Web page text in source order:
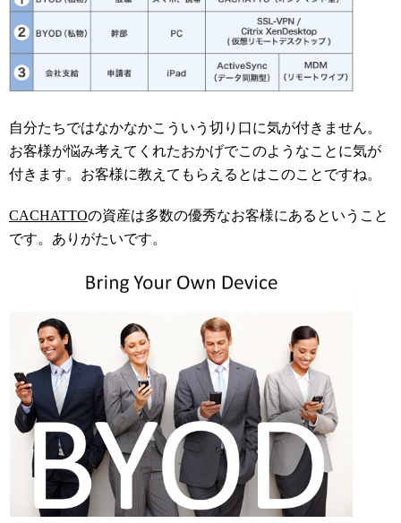
自分たちではなかなかこういう切り口に気が付きません。
お客様が悩み考えてくれたおかげでこのようなことに気が
付きます。お客様に教えてもらえるとはこのことですね。
CACHATTOの資産は多数の優秀なお客様にあるということ
です。ありがたいです。